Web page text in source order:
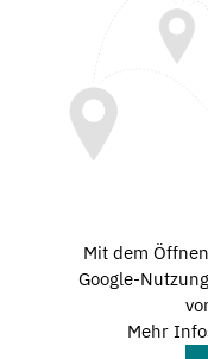
Mit dem
Google-
Mehr